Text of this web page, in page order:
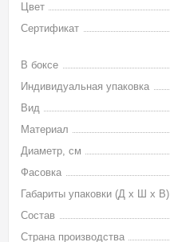
Цвет
Сертификат
В боксе
Индивидуальная упаковка
Вид
Материал
Диаметр, см
Фасовка
Габариты упаковки (Д х Ш х В)
Состав
Страна производства